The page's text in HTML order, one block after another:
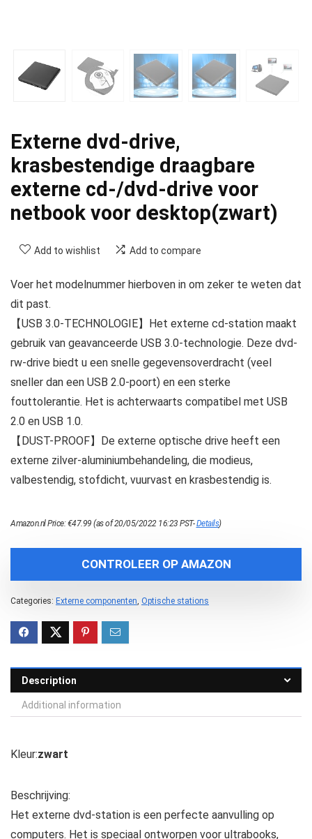
Externe dvd-drive,
krasbestendige draagbare
externe cd-/dvd-drive voor
netbook voor desktop(zwart)
Add to wishlist Add to compare
Voer het modelnummer hierboven in om zeker te weten dat
dit past.
【USB 3.0-TECHNOLOGIE】Het externe cd-station maakt
gebruik van geavanceerde USB 3.0-technologie. Deze dvd-
rw-drive biedt u een snelle gegevensoverdracht (veel
sneller dan een USB 2.0-poort) en een sterke
fouttolerantie. Het is achterwaarts compatibel met USB
2.0 en USB 1.0.
【DUST-PROOF】De externe optische drive heeft een
externe zilver-aluminiumbehandeling, die modieus,
valbestendig, stofdicht, vuurvast en krasbestendig is.
Amazon.nl Price:€47.99 (as of 20/05/2022 16:23 PST-Details)
CONTROLEER OP AMAZON
Categories: Externe componenten Optische stations
Description
Additional information
Kleur:zwart
Beschrijving:
Het externe dvd-station is een perfecte aanvulling op
computers. Het is speciaal ontworpen voor ultrabooks,